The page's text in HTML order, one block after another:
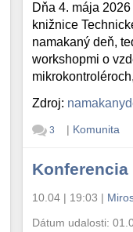
Dňa 4. mája
knižnice
namakaný deň,
workshopmi o
Zdroj:
3 | Komunita
Konferencia
10.04 | 19:03 |
Dátum udalosti: